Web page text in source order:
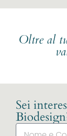
Oltre al
Sei